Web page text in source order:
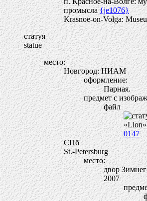
промысла{je1076}
Krasnoe-on-Volga:
статуя
statue
место:
Новгород: НИАМ
оформление:
Парная.
предмет с
файл
0147
СПб
St.-Petersburg
место:
двор
2007